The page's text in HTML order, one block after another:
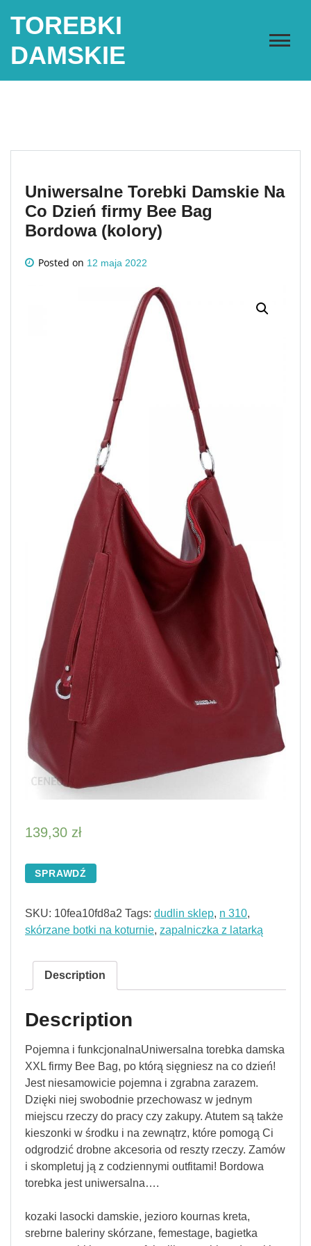
TOREBKI
DAMSKIE
Uniwersalne Torebki Damskie Na
Co Dzień firmy Bee Bag
Bordowa (kolory)
Posted on 12 maja 2022
139,30 zł
SPRAWDŹ
SKU: 10fea10fd8a2 Tags: dudlin sklep, n 310,
skórzane botki na koturnie, zapalniczka z latarką
Description
Description
Pojemna i funkcjonalnaUniwersalna torebka damska
XXL firmy Bee Bag, po którą sięgniesz na co dzień!
Jest niesamowicie pojemna i zgrabna zarazem.
Dzięki niej swobodnie przechowasz w jednym
miejscu rzeczy do pracy czy zakupy. Atutem są także
kieszonki w środku i na zewnątrz, które pomogą Ci
odgrodzić drobne akcesoria od reszty rzeczy. Zamów
i skompletuj ją z codziennymi outfitami! Bordowa
torebka jest uniwersalna….
kozaki lasocki damskie, jezioro kournas kreta,
srebrne baleriny skórzane, femestage, bagietka